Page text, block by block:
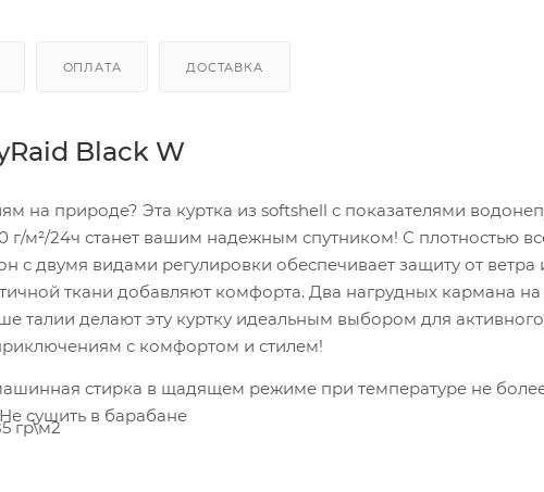
ОПЛАТА ДОСТАВКА
Black W
на природе? Эта куртка из softshell с показателями
м²/24ч станет вашим надежным спутником! С плотностью
с двумя видами регулировки обеспечивает защиту от ветра
ткани добавляют комфорта. Два нагрудных кармана
талии делают эту куртку идеальным выбором для
с комфортом и стилем!
гр\м2
стирка в щадящем режиме при температуре не
сушить в барабане